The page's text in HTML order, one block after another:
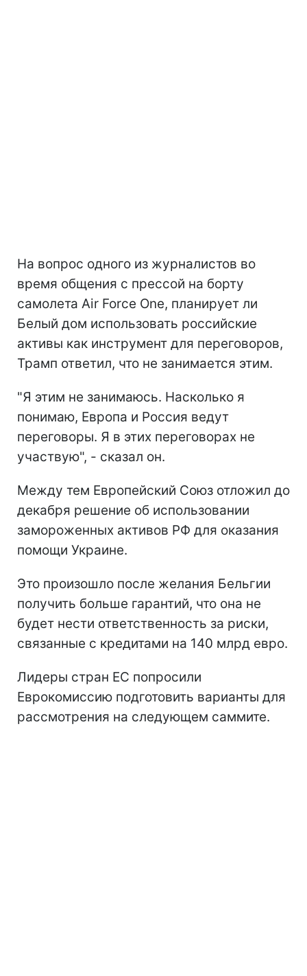
На вопрос одного из журналистов во
время общения с прессой на борту
самолета Air Force One, планирует ли
Белый дом использовать российские
активы как инструмент для переговоров,
Трамп ответил, что не занимается этим.
"Я этим не занимаюсь. Насколько я
понимаю, Европа и Россия ведут
переговоры. Я в этих переговорах не
участвую", - сказал он.
Между тем Европейский Союз отложил до
декабря решение об использовании
замороженных активов РФ для оказания
помощи Украине.
Это произошло после желания Бельгии
получить больше гарантий, что она не
будет нести ответственность за риски,
связанные с кредитами на 140 млрд евро.
Лидеры стран ЕС попросили
Еврокомиссию подготовить варианты для
рассмотрения на следующем саммите.